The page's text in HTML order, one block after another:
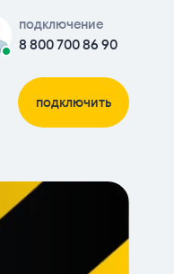
подключение
8 800 700 86 90
подключить